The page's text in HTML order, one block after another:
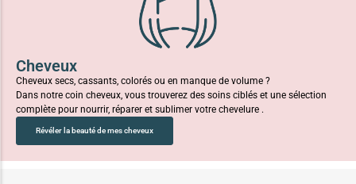
Cheveux
Cheveux secs, cassants, colorés ou en manque de volume ?
Dans notre coin cheveux, vous trouverez des soins ciblés et une sélection
complète pour nourrir, réparer et sublimer votre chevelure .
Révéler la beauté de mes cheveux